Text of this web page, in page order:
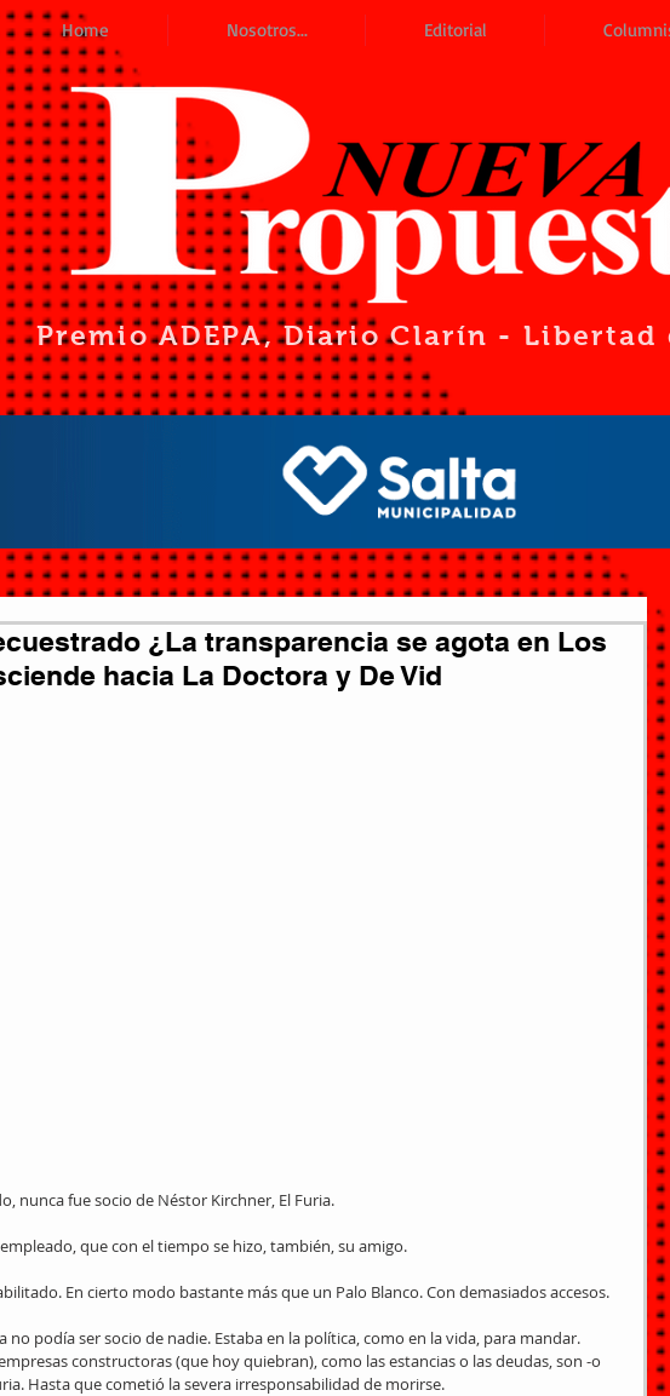
Home Nosotros... Editorial
Premio ADEPA, Diario Clarín - Libertad
¿La transparencia se agota en Los
hacia La Doctora y De Vid
nunca fue socio de Néstor Kirchner, El Furia.
que con el tiempo se hizo, también, su amigo.
En cierto modo bastante más que un Palo Blanco. Con demasiados accesos.
no podía ser socio de nadie. Estaba en la política, como en la vida, para mandar.
constructoras (que hoy quiebran), como las estancias o las deudas, son -o
Hasta que cometió la severa irresponsabilidad de morirse.